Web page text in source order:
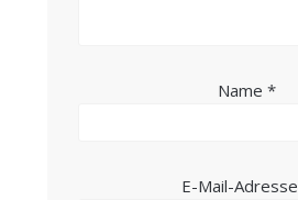
Name *
E-Mail-Adresse